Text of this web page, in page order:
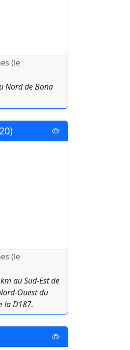
(le
Nord de Bona
(le
au Sud-Est de
Ouest du
la D187.